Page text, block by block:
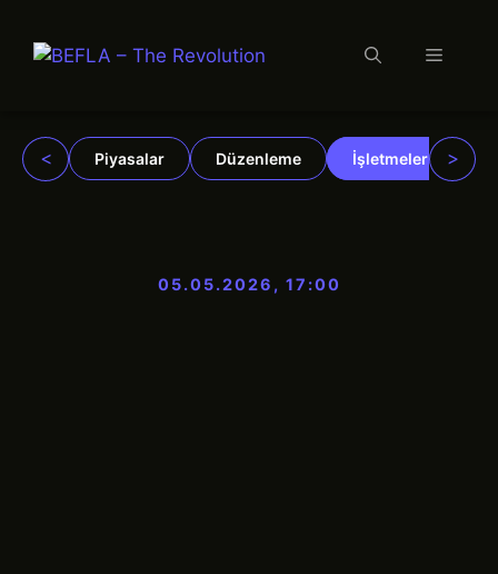
Menü
< Piyasalar Düzenleme İşletmeler >
05.05.2026, 17:00